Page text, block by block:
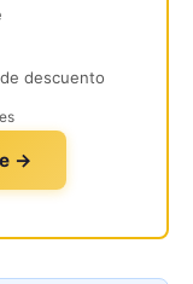
descuento
→